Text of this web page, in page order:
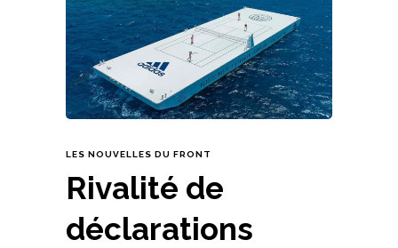
LES NOUVELLES DU FRONT
Rivalité de
déclarations